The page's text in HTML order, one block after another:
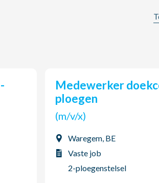
Medewerker doekconfectie - 2
ploegen
(m/v/x)
Waregem, BE
Vaste job
2-ploegenstelsel